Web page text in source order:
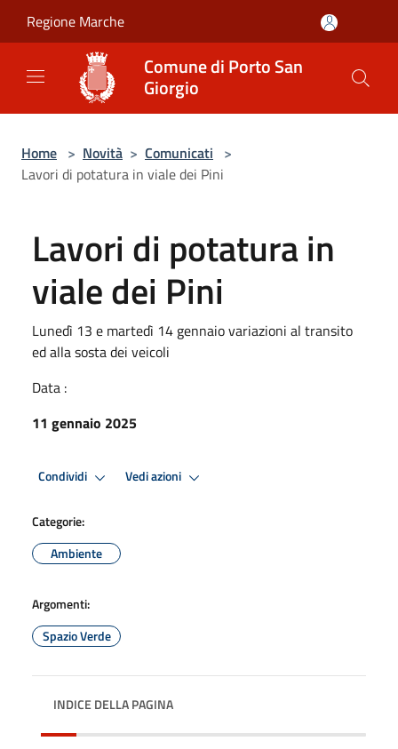
Regione Marche
Comune di Porto San
Giorgio
Home > Novità > Comunicati >
Lavori di potatura in viale dei Pini
Lavori di potatura in
viale dei Pini
Lunedì 13 e martedì 14 gennaio variazioni al transito
ed alla sosta dei veicoli
Data :
11 gennaio 2025
Condividi Vedi azioni
Categorie:
Ambiente
Argomenti:
Spazio Verde
INDICE DELLA PAGINA